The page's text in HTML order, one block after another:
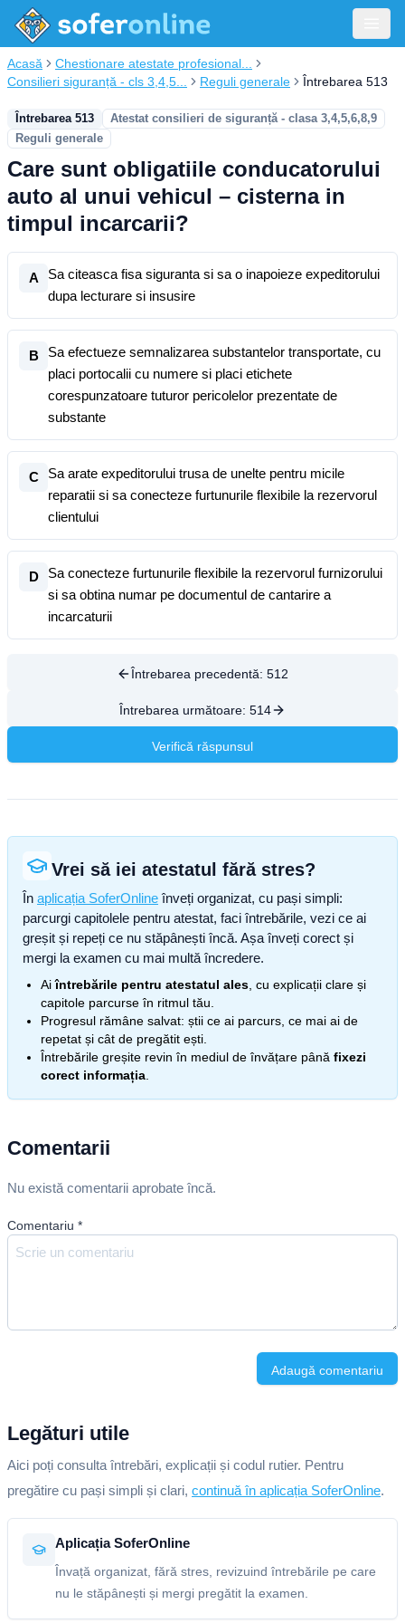
Acasă
Chestionare atestate profesional...
Consilieri siguranță - cls 3,4,5...
Reguli generale Întrebarea 513
Întrebarea 513
Atestat consilieri de siguranță - clasa 3,4,5,6,8,9
Reguli generale
Care sunt obligatiile conducatorului
auto al unui vehicul – cisterna in
timpul incarcarii?
A
Sa citeasca fisa siguranta si sa o inapoieze expeditorului
dupa lecturare si insusire
B
Sa efectueze semnalizarea substantelor transportate, cu
placi portocalii cu numere si placi etichete
corespunzatoare tuturor pericolelor prezentate de
substante
C
Sa arate expeditorului trusa de unelte pentru micile
reparatii si sa conecteze furtunurile flexibile la rezervorul
clientului
D
Sa conecteze furtunurile flexibile la rezervorul furnizorului
si sa obtina numar pe documentul de cantarire a
incarcaturii
Întrebarea precedentă: 512
Întrebarea următoare: 514
Verifică răspunsul
Vrei să iei atestatul fără stres?
În aplicația SoferOnline înveți organizat, cu pași simpli:
parcurgi capitolele pentru atestat, faci întrebările, vezi ce ai
greșit și repeți ce nu stăpânești încă. Așa înveți corect și
mergi la examen cu mai multă încredere.
Aiîntrebările pentru atestatul ales , cu explicații clare și
capitole parcurse în ritmul tău.
Progresul rămâne salvat: știi ce ai parcurs, ce mai ai de
repetat și cât de pregătit ești.
Întrebările greșite revin în mediul de învățare până fixezi
corect informația
Comentarii
Nu există comentarii aprobate încă.
Comentariu *
Adaugă comentariu
Legături utile
Aici poți consulta întrebări, explicații și codul rutier. Pentru
pregătire cu pași simpli și clari, continuă în aplicația SoferOnline.
Aplicația SoferOnline
Învață organizat, fără stres, revizuind întrebările pe care
nu le stăpânești și mergi pregătit la examen.